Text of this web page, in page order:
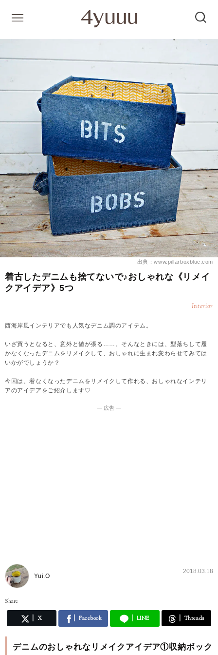
出典：www.pillarboxblue.com
着古したデニムも捨てないで♪おしゃれな《リメイ
クアイデア》5つ
Interior
西海岸風インテリアでも人気なデニム調のアイテム。
いざ買うとなると、意外と値が張る……。そんなときには、型落ちして履
かなくなったデニムをリメイクして、おしゃれに生まれ変わらせてみては
いかがでしょうか？
今回は、着なくなったデニムをリメイクして作れる、おしゃれなインテリ
アのアイデアをご紹介します♡
― 広告 ―
Yui.O
2018.03.18
Share
X Facebook LINE Threads
デニムのおしゃれなリメイクアイデア①収納ボック